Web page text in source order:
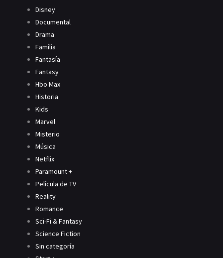
Disney
Documental
Drama
Familia
Fantasía
Fantasy
Hbo Max
Historia
Kids
Marvel
Misterio
Música
Netflix
Paramount +
Película de TV
Reality
Romance
Sci-Fi & Fantasy
Science Fiction
Sin categoría